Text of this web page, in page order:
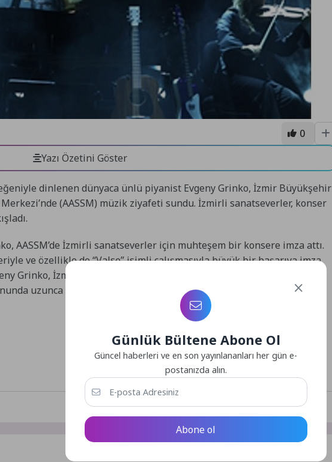
0
Yazı Özetini Göster
dinlenen dünyaca ünlü piyanist Evgeny Grinko, İzmir Büyükşehir
(AASSM) müzik ziyafeti sundu. İzmirli sanatseverler, konser
AASSM’de İzmirli sanatseverler için muhteşem bir konsere imza attı.
ve özellikle de “Valse” isimli çalışmasıyla büyük bir başarıya imza
Grinko, İzmirli dinleyicilerden yoğun ilgi gördü. Sanatseverlerin
uzunca bir süre ayakta alkışlandı.
Günlük Bültene Abone Ol
Güncel haberleri ve en son yayınlananları her gün e-
postanızda alın.
Abone ol